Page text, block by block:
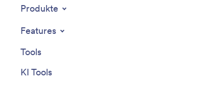
Produkte
Features
Tools
KI Tools